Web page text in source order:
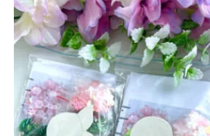
броши
«Медицина»